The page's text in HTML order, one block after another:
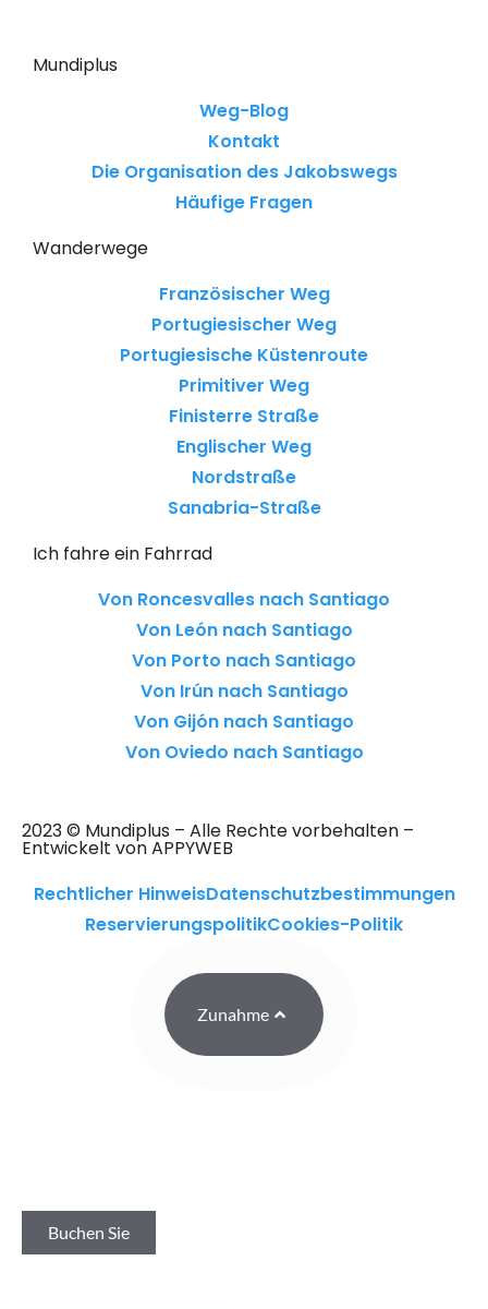
Mundiplus
Weg-Blog
Kontakt
Die Organisation des Jakobswegs
Häufige Fragen
Wanderwege
Französischer Weg
Portugiesischer Weg
Portugiesische Küstenroute
Primitiver Weg
Finisterre Straße
Englischer Weg
Nordstraße
Sanabria-Straße
Ich fahre ein Fahrrad
Von Roncesvalles nach Santiago
Von León nach Santiago
Von Porto nach Santiago
Von Irún nach Santiago
Von Gijón nach Santiago
Von Oviedo nach Santiago
2023 © Mundiplus – Alle Rechte vorbehalten –
Entwickelt von APPYWEB
Rechtlicher HinweisDatenschutzbestimmungen
ReservierungspolitikCookies-Politik
Zunahme
Buchen Sie